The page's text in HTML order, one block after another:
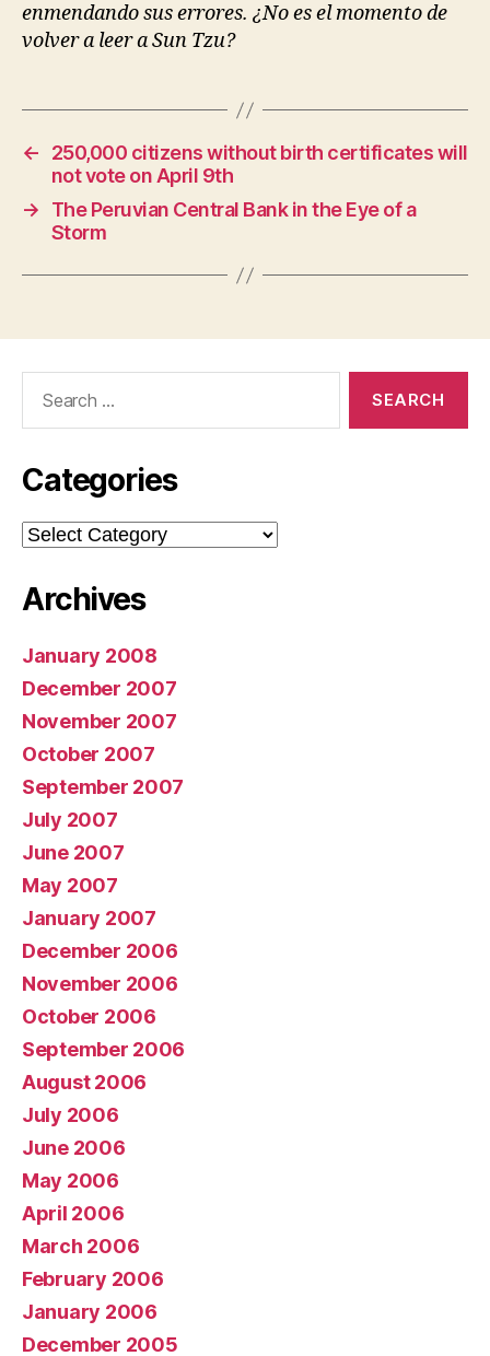
enmendando sus errores. ¿No es el momento de
volver a leer a Sun Tzu?
←
250,000 citizens without birth certificates will
not vote on April 9th
→
The Peruvian Central Bank in the Eye of a
Storm
Categories
Categories
Archives
January 2008
December 2007
November 2007
October 2007
September 2007
July 2007
June 2007
May 2007
January 2007
December 2006
November 2006
October 2006
September 2006
August 2006
July 2006
June 2006
May 2006
April 2006
March 2006
February 2006
January 2006
December 2005